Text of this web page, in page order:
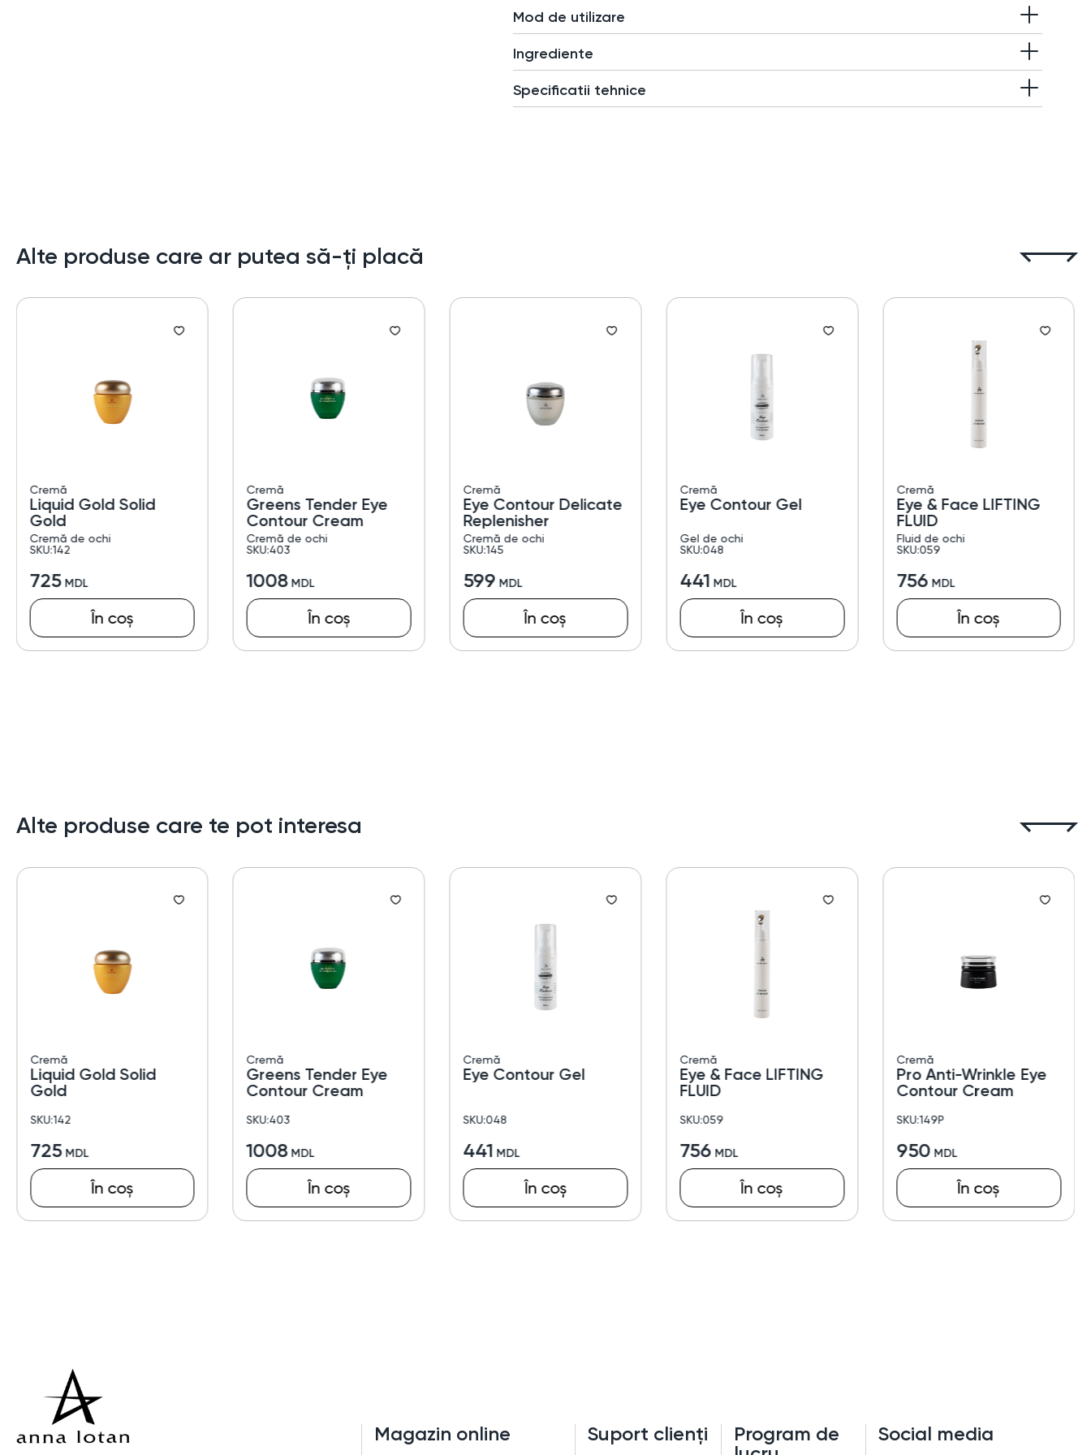
Mod de utilizare
Ingrediente
Specificatii tehnice
Alte produse care ar putea să-ți placă
Cremă
Liquid Gold Solid
Gold
Cremă de ochi
SKU:142
725
În coș
Cremă
Greens Tender Eye
Contour Cream
Cremă de ochi
SKU:403
1008
În coș
Cremă
Eye Contour Delicate
Replenisher
Cremă de ochi
SKU:145
599
În coș
Cremă
Eye Contour Gel
Gel de ochi
SKU:048
441
În coș
Cremă
Eye & Face LIFTING
FLUID
Fluid de ochi
SKU:059
756
În coș
Alte produse care te pot interesa
Cremă
Liquid Gold Solid
Gold
SKU:142
725
În coș
Cremă
Greens Tender Eye
Contour Cream
SKU:403
1008
În coș
Cremă
Eye Contour Gel
SKU:048
441
În coș
Cremă
Eye & Face LIFTING
FLUID
SKU:059
756
În coș
Cremă
Pro Anti-Wrinkle Eye
Contour Cream
SKU:149P
950
În coș
Magazin online Suport clienți
Program de
Social media